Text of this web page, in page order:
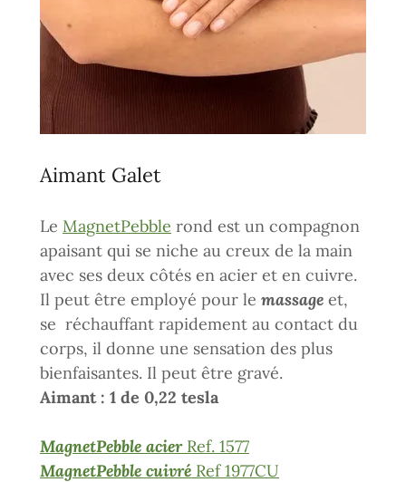
Aimant Galet
Le MagnetPebble rond est un compagnon
apaisant qui se niche au creux de la main
avec ses deux côtés en acier et en cuivre.
Il peut être employé pour le massage et,
se réchauffant rapidement au contact du
corps, il donne une sensation des plus
bienfaisantes. Il peut être gravé.
Aimant : 1 de 0,22 tesla
MagnetPebble acier Ref. 1577
MagnetPebble cuivré Ref 1977CU